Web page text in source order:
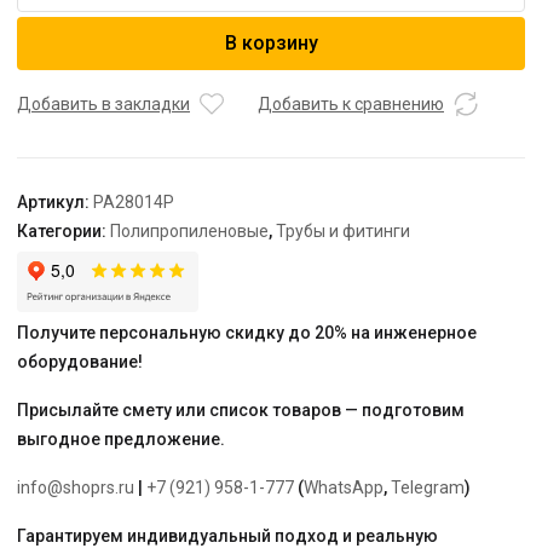
Угольник
25
AQUA"
с
креплением
В корзину
Добавить в закладки Добавить к сравнению
Артикул: PA28014P
Категории: Полипропиленовые,Трубы и фитинги
Получите персональную скидку до 20% на инженерное
оборудование!
Присылайте смету или список товаров — подготовим
выгодное предложение.
info@shoprs.ru +7 (921) 958-1-777 (WhatsApp,Telegram)
Гарантируем индивидуальный подход и реальную